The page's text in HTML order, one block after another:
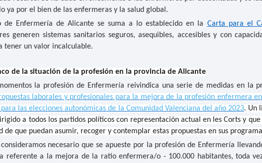
ya por el bien de las enfermeras y la salud global.
de Enfermería de Alicante se suma a lo establecido en la Carta para el
generen sistemas sanitarios seguros, asequibles, accesibles y con
tener un valor incalculable.
de la situación de la profesión en la provincia de Alicante
la profesión de Enfermería reivindica una serie de medidas en la
laborales y profesionales para la mejora de la profesión enfermera
las elecciones autonómicas de la Comunidad Valenciana del año 2023. Un
a todos los partidos políticos con representación actual en les Corts y
de que puedan asumir, recoger y contemplar estas propuestas en sus
necesario que se apueste por la profesión de Enfermería
referente a la mejora de la ratio enfermera/o - 100.000 habitantes, toda